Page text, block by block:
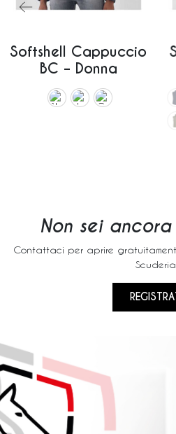
Softshell Cappuccio
BC – Donna
Non sei
Contattaci per aprire